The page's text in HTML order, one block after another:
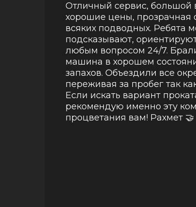
Отличный сервис, большой
хорошие цены, прозрачная
всяких подводных. Ребята
подсказывают,
любым вопросом 24/7.
машина в хорошем
запахов. Объездили все
переживая за пробег так
Если искать вариант
рекомендую именно эту
процветания вам! Рахмет 🤝